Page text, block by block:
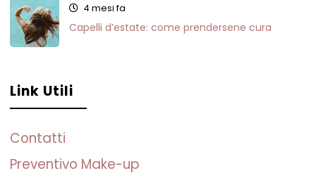
4 mesi fa
Capelli d’estate: come prendersene cura
Link Utili
Contatti
Preventivo Make-up